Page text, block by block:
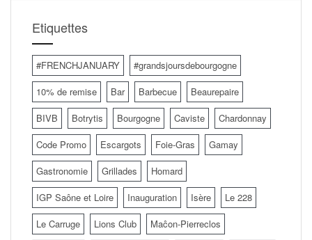
Etiquettes
#FRENCHJANUARY
#grandsjoursdebourgogne
10% de remise
Bar Barbecue
Beaurepaire
BIVB
Botrytis Bourgogne Caviste
Chardonnay
Code Promo
Escargots Foie-Gras
Gamay
Gastronomie
Grillades
Homard
IGP Saône et Loire
Inauguration Isère
Le 228
Le Carruge
Lions Club
Maĉon-Pierreclos